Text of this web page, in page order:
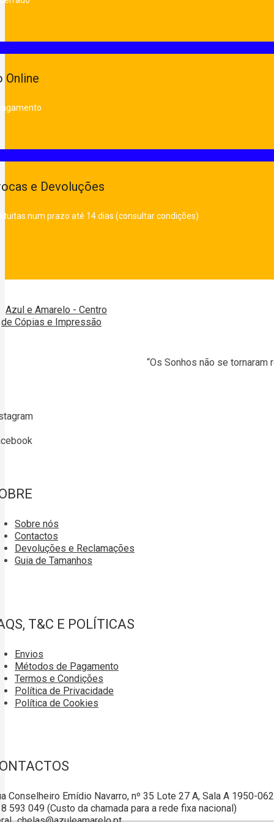
Online
e Devoluções
num prazo até 14 dias (consultar condições)
“Os Sonhos não se
Sobre nós
Contactos
Devoluções e Reclamações
Guia de Tamanhos
T&C E POLÍTICAS
Envios
Métodos de Pagamento
Termos e Condições
Política de Privacidade
Política de Cookies
Conselheiro Emídio Navarro, nº 35 Lote 27 A, Sala A 1950-
593 049 (Custo da chamada para a rede fixa nacional)